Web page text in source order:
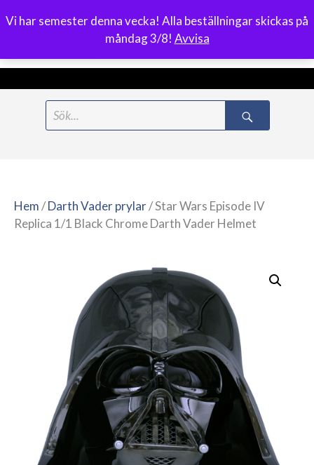
Vi har semester denna vecka! Alla beställningar skickas på
måndag 3/8! Avvisa
0
Meny
Hem/Darth Vader prylar/ Star Wars Episode IV
Replica 1/1 Black Chrome Darth Vader Helmet